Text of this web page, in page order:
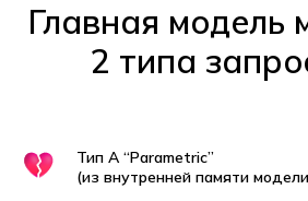
Главная модель
2 типа
Тип A “Parametric”
(из внутренней памяти